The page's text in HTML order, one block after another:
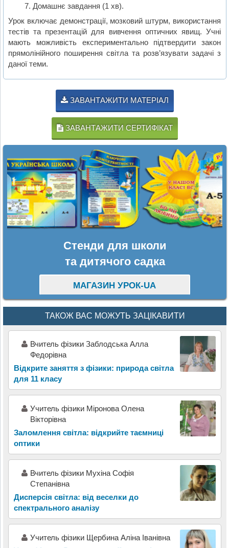
Домашнє завдання (1 хв).
Урок включає демонстрації, мозковий штурм, використання
тестів та презентацій для вивчення оптичних явищ. Учні
мають можливість експериментально підтвердити закон
прямолінійного поширення світла та розв’язувати задачі з
даної теми.
ЗАВАНТАЖИТИ МАТЕРІАЛ
ЗАВАНТАЖИТИ СЕРТИФІКАТ
Стенди для школи
та дитячого садка
МАГАЗИН УРОК-UA
ТАКОЖ ВАС МОЖУТЬ ЗАЦІКАВИТИ
Вчитель фізики Заблодська Алла
Федорівна
Відкрите заняття з фізики: природа світла
для 11 класу
Учитель фізики Міронова Олена
Вікторівна
Заломлення світла: відкрийте таємниці
оптики
Вчитель фізики Мухіна Софія
Степанівна
Дисперсія світла: від веселки до
спектрального аналізу
Учитель фізики Щербина Аліна Іванівна